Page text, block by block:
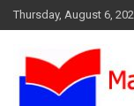
Skip
to
Thursday, August 6,